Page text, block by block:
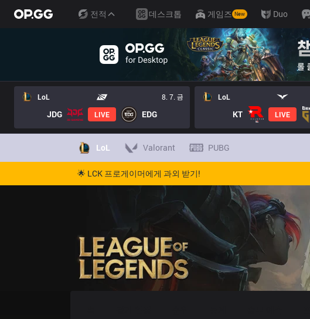
전적 데스크톱 게임즈 New Duo
LoL 8. 7. 금
JDG LIVE EDG
LoL
KT LIVE
LoL Valorant PUBG
🌟 LCK 프로게이머에게 과외 받기!